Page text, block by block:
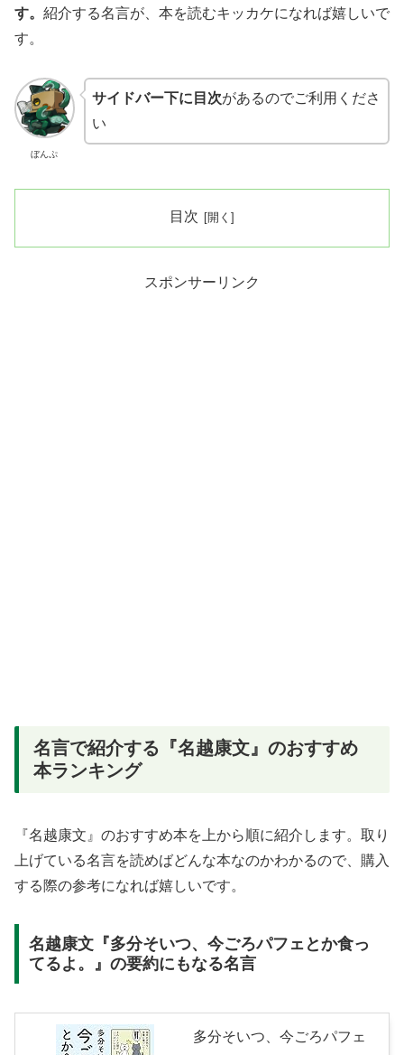
す。 紹介する名言が、本を読むキッカケになれば嬉しいで
す。
ぼんぷ
サイドバー下に目次があるのでご利用くださ
い
目次
スポンサーリンク
名言で紹介する『名越康文』のおすすめ
本ランキング
『名越康文』のおすすめ本を上から順に紹介します。取り
上げている名言を読めばどんな本なのかわかるので、購入
する際の参考になれば嬉しいです。
名越康文『多分そいつ、今ごろパフェとか食っ
てるよ。』の要約にもなる名言
多分そいつ、今ごろパフェ